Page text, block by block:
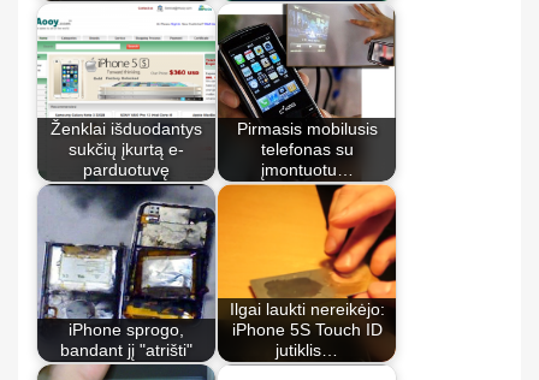
Ženklai išduodantys
sukčių įkurtą e-
parduotuvę
Pirmasis mobilusis
telefonas su
įmontuotu…
iPhone sprogo,
bandant jį "atrišti"
Ilgai laukti nereikėjo:
iPhone 5S Touch ID
jutiklis…